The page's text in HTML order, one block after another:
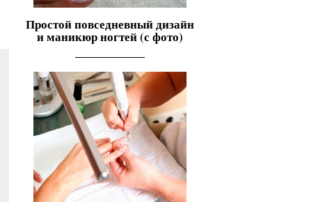
Простой повседневный дизайн
и маникюр ногтей (с фото)